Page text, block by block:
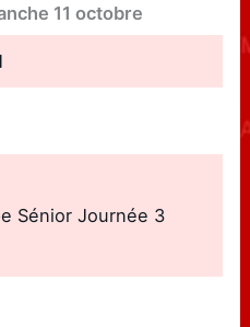
11 octobre
Sénior Journée 3